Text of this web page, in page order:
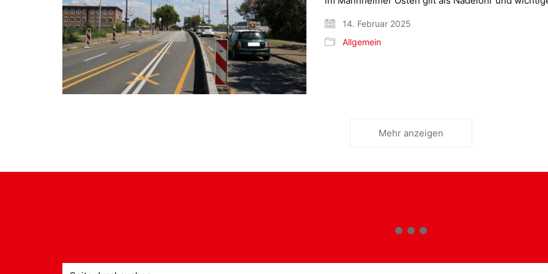
14. Februar 2025
Allgemein
Mehr anzeigen